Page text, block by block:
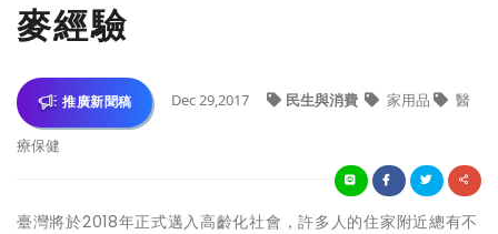
麥經驗
推廣新聞稿 Dec 29,2017 民生與消費 家用品 醫
療保健
臺灣將於2018年正式邁入高齡化社會，許多人的住家附近總有不